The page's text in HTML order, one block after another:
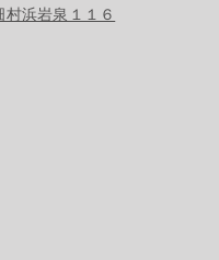
浜岩泉１１６